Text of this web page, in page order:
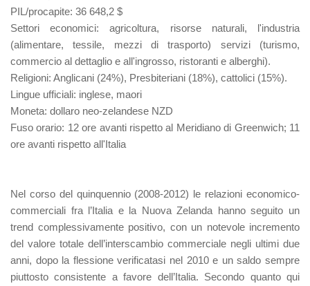
PIL/procapite: 36 648,2 $
Settori economici: agricoltura, risorse naturali, l'industria
(alimentare, tessile, mezzi di trasporto) servizi (turismo,
commercio al dettaglio e all'ingrosso, ristoranti e alberghi).
Religioni: Anglicani (24%), Presbiteriani (18%), cattolici (15%).
Lingue ufficiali: inglese, maori
Moneta: dollaro neo-zelandese NZD
Fuso orario: 12 ore avanti rispetto al Meridiano di Greenwich; 11
ore avanti rispetto all'Italia
Nel corso del quinquennio (2008-2012) le relazioni economico-
commerciali fra l’Italia e la Nuova Zelanda hanno seguito un
trend complessivamente positivo, con un notevole incremento
del valore totale dell’interscambio commerciale negli ultimi due
anni, dopo la flessione verificatasi nel 2010 e un saldo sempre
piuttosto consistente a favore dell’Italia. Secondo quanto qui